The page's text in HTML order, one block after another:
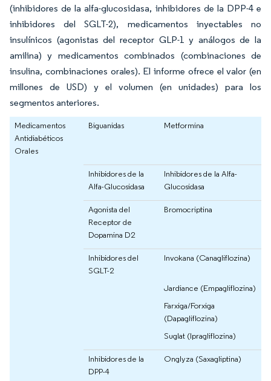
(inhibidores de la alfa-glucosidasa, inhibidores de la DPP-4 e
inhibidores del SGLT-2), medicamentos inyectables no
insulínicos (agonistas del receptor GLP-1 y análogos de la
amilina) y medicamentos combinados (combinaciones de
insulina, combinaciones orales). El informe ofrece el valor (en
millones de USD) y el volumen (en unidades) para los
segmentos anteriores.
Medicamentos
Antidiabéticos
Orales
Biguanidas Metformina
Inhibidores de la
Alfa-Glucosidasa
Inhibidores de la Alfa-
Glucosidasa
Agonista del
Receptor de
Dopamina D2
Bromocriptina
Inhibidores del
SGLT-2
Invokana (Canagliflozina)
Jardiance (Empagliflozina)
Farxiga/Forxiga
(Dapagliflozina)
Suglat (Ipragliflozina)
Inhibidores de la
DPP-4
Onglyza (Saxagliptina)